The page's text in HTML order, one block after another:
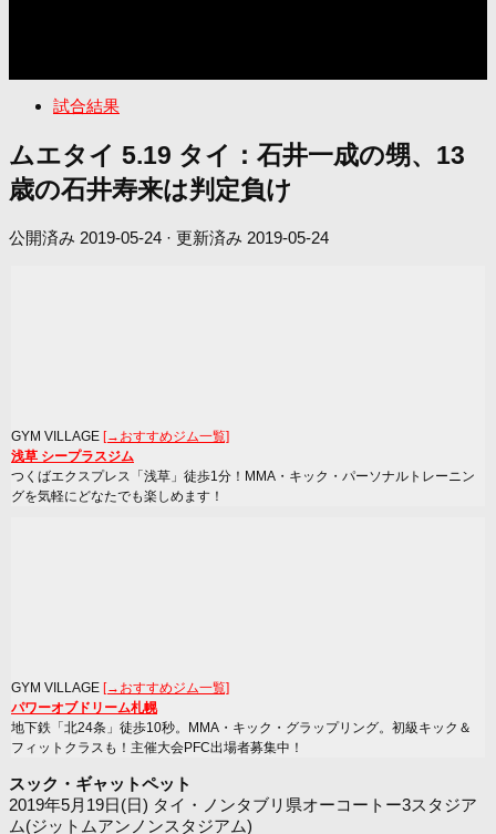
試合結果
ムエタイ 5.19 タイ：石井一成の甥、13
歳の石井寿来は判定負け
公開済み 2019-05-24 · 更新済み 2019-05-24
GYM VILLAGE [→おすすめジム一覧]
浅草 シープラスジム
つくばエクスプレス「浅草」徒歩1分！MMA・キック・パーソナルトレーニン
グを気軽にどなたでも楽しめます！
GYM VILLAGE [→おすすめジム一覧]
パワーオブドリーム札幌
地下鉄「北24条」徒歩10秒。MMA・キック・グラップリング。初級キック＆
フィットクラスも！主催大会PFC出場者募集中！
スック・ギャットペット
2019年5月19日(日) タイ・ノンタブリ県オーコートー3スタジア
ム(ジットムアンノンスタジアム)